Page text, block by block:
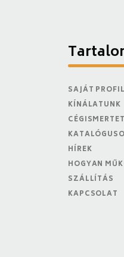
SAJÁT PROFIL
KÍNÁLATUNK
HÍREK
HOGYAN
SZÁLLÍTÁS
KAPCSOLAT